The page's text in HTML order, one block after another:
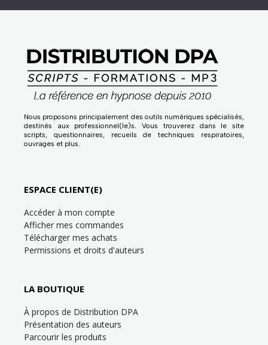
Nous proposons principalement des outils numériques spécialisés,
destinés aux professionnel(le)s. Vous trouverez dans le site
scripts, questionnaires, recueils de techniques respiratoires,
ouvrages et plus.
ESPACE CLIENT(E)
Accéder à mon compte
Afficher mes commandes
Télécharger mes achats
Permissions et droits d'auteurs
LA BOUTIQUE
À propos de Distribution DPA
Présentation des auteurs
Parcourir les produits